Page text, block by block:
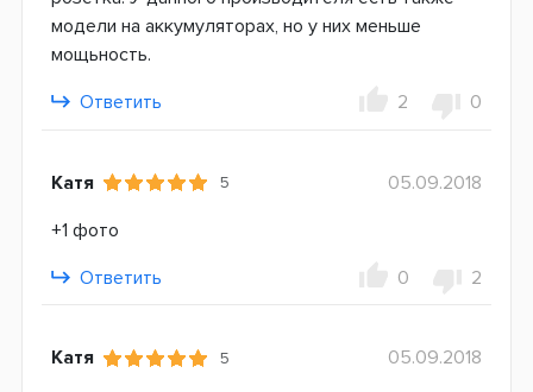
модели на аккумуляторах, но у них меньше
мощьность.
Ответить
2 0
Катя 5
05.09.2018
+1 фото
Ответить
0 2
Катя 5
05.09.2018